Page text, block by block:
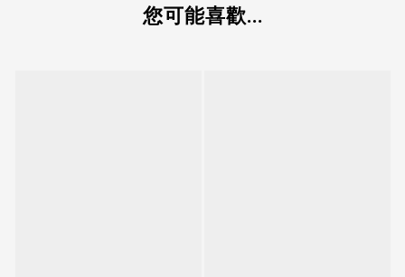
您可能喜歡...